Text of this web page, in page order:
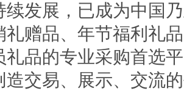
续发展，已成为中国
礼赠品、年节福利礼
礼品的专业采购首选
造交易、展示、交流